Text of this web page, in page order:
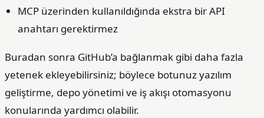
MCP üzerinden kullanıldığında ekstra bir API
anahtarı gerektirmez
Buradan sonra GitHub’a bağlanmak gibi daha fazla
yetenek ekleyebilirsiniz; böylece botunuz yazılım
geliştirme, depo yönetimi ve iş akışı otomasyonu
konularında yardımcı olabilir.